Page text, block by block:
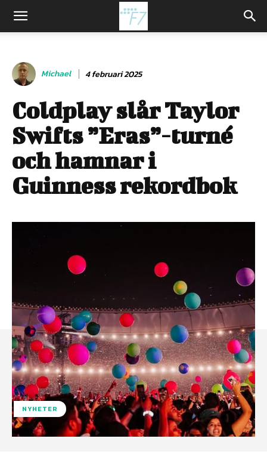
Michael 4 februari 2025
Coldplay slår Taylor
Swifts ”Eras”-turné
och hamnar i
Guinness rekordbok
NYHETER